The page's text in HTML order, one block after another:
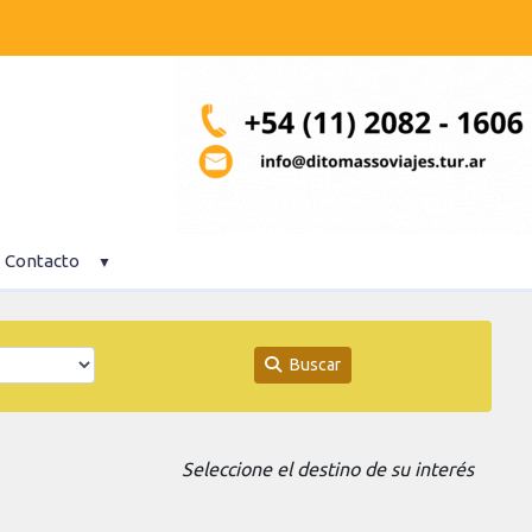
Contacto
Buscar
Seleccione el destino de su interés